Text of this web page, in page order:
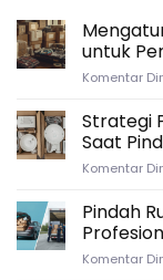
untuk
Komentar
Strategi
Saat
Komentar
Pindah
Komentar